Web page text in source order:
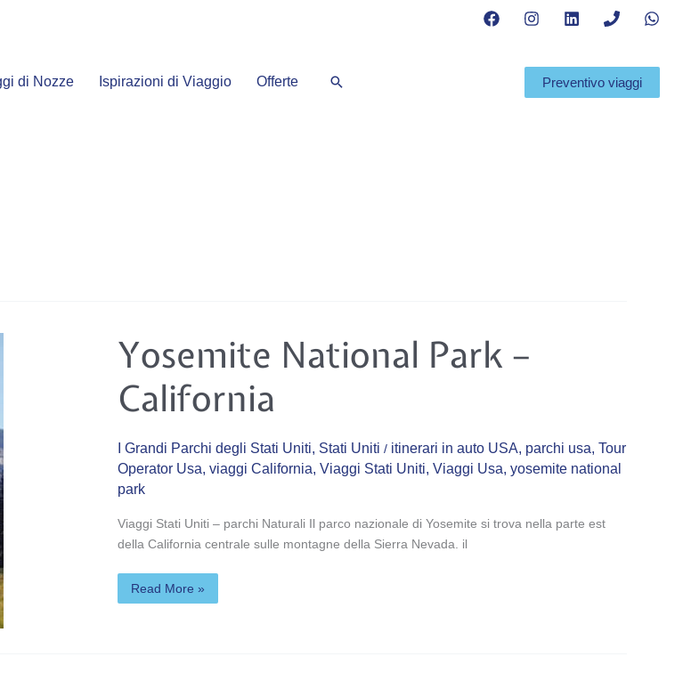
di Nozze Ispirazioni di Viaggio Offerte Cerca Preventivo viaggi
Yosemite National Park –
California
I Grandi Parchi degli Stati Uniti, Stati Uniti / itinerari in auto USA, parchi usa, Tour
Operator Usa, viaggi California, Viaggi Stati Uniti, Viaggi Usa, yosemite national
park
Viaggi Stati Uniti – parchi Naturali Il parco nazionale di Yosemite si trova nella parte est
della California centrale sulle montagne della Sierra Nevada. il
National
Park
California
Read More »